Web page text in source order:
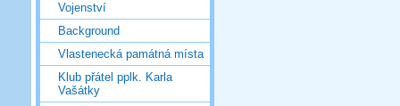
Vojenství
Background
Vlastenecká památná místa
Klub přátel pplk. Karla
Vašátky